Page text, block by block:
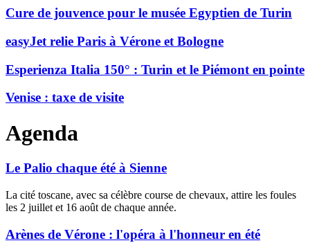
Cure de jouvence pour le musée Egyptien de Turin
easyJet relie Paris à Vérone et Bologne
Esperienza Italia 150° : Turin et le Piémont en pointe
Venise : taxe de visite
Agenda
Le Palio chaque été à Sienne
La cité toscane, avec sa célèbre course de chevaux, attire les foules
les 2 juillet et 16 août de chaque année.
Arènes de Vérone : l'opéra à l'honneur en été